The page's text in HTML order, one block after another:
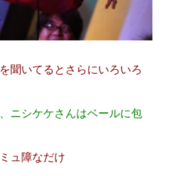
聞いてるとさらにいろいろ
ニシケケさんはベールに包
ュ障なだけ